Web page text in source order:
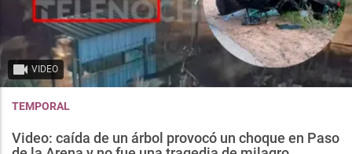
VIDEO
TEMPORAL
Video: caída de un árbol provocó un choque en Paso